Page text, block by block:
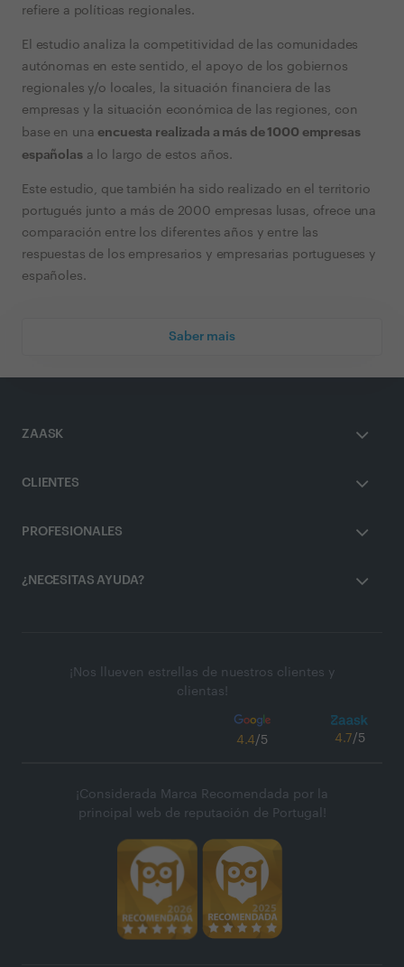
refiere a políticas regionales.
El estudio analiza la competitividad de las comunidades
autónomas en este sentido, el apoyo de los gobiernos
regionales y/o locales, la situación financiera de las
empresas y la situación económica de las regiones, con
base en una encuesta realizada a más de 1000 empresas
españolasa lo largo de estos años.
Este estudio, que también ha sido realizado en el territorio
portugués junto a más de 2000 empresas lusas, ofrece una
comparación entre los diferentes años y entre las
respuestas de los empresarios y empresarias portugueses y
españoles.
Saber mais
ZAASK
CLIENTES
PROFESIONALES
¿NECESITAS AYUDA?
¡Nos llueven estrellas de nuestros clientes y
clientas!
4.4/5 4.7/5
¡Considerada Marca Recomendada por la
principal web de reputación de Portugal!